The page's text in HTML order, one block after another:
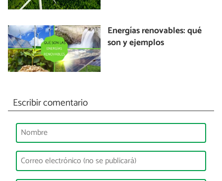
Energías renovables: qué
son y ejemplos
Escribir comentario